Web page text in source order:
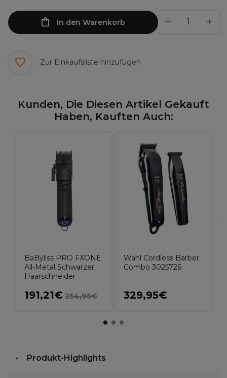
In den Warenkorb
Zur Einkaufsliste hinzufügen
Kunden, Die Diesen Artikel Gekauft
Haben, Kauften Auch:
BaByliss PRO FXONE
All-Metal Schwarzer
Haarschneider
191,21€ 254,95€
Wahl Cordless Barber
Combo 3025726
329,95€
Produkt-Highlights